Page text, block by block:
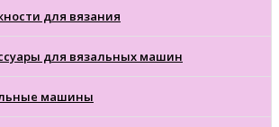
для вязания
для вязальных машин
машины